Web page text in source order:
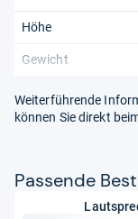
Höhe
Gewicht
Weiterführende
können Sie direkt
Pas­sende